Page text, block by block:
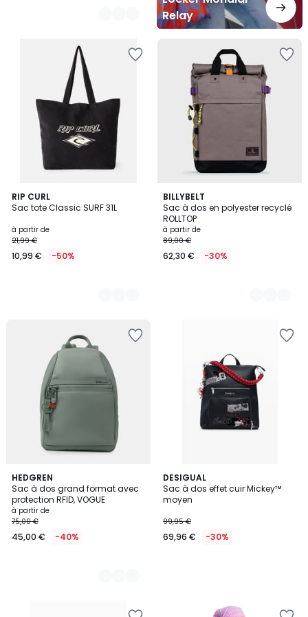
Relay
RIP CURL
Sac tote Classic SURF 31L
à partir de
21,99 €
10,99 € -50%
3
Couleurs
BILLYBELT
Sac à dos en polyester recyclé
ROLLTOP
à partir de
89,00 €
62,30 € -30%
5
Couleurs
HEDGREN
Sac à dos grand format avec
protection RFID, VOGUE
à partir de
75,00 €
45,00 € -40%
4
Couleurs
DESIGUAL
Sac à dos effet cuir Mickey™
moyen
99,95 €
69,96 € -30%